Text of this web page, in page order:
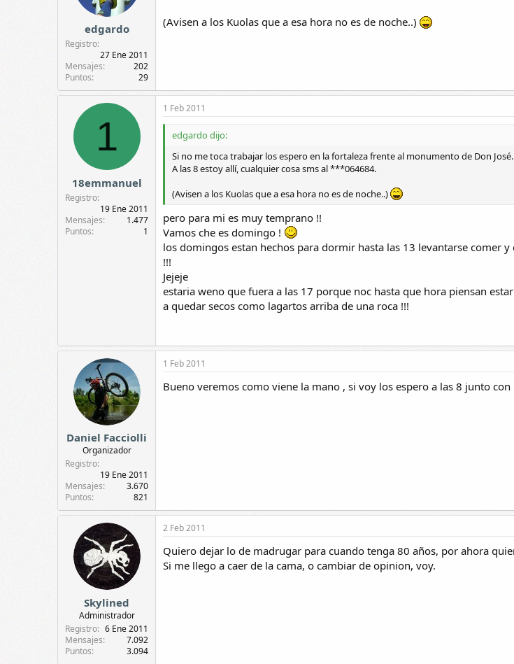
edgardo
Registro
27 Ene 2011
Mensajes
202
Puntos
29
(Avisen a los Kuolas que a esa hora no es de noche..)
1
18emmanuel
Registro
19 Ene 2011
Mensajes
1.477
Puntos
1
1 Feb 2011
edgardo dijo:
Si no me toca trabajar los espero en la fortaleza frente al monumento de Don
A las 8 estoy allí, cualquier cosa sms al ***064684.
(Avisen a los Kuolas que a esa hora no es de noche..)
pero para mi es muy temprano !!
Vamos che es domingo !
los domingos estan hechos para dormir hasta las 13 levantarse comer
!!!
Jejeje
estaria weno que fuera a las 17 porque noc hasta que hora piensan
a quedar secos como lagartos arriba de una roca !!!
Daniel Facciolli
Organizador
Registro
19 Ene 2011
Mensajes
3.670
Puntos
821
1 Feb 2011
Bueno veremos como viene la mano , si voy los espero a las 8 junto con
Skylined
Administrador
Registro
6 Ene 2011
Mensajes
7.092
Puntos
3.094
2 Feb 2011
Quiero dejar lo de madrugar para cuando tenga 80 años, por ahora
Si me llego a caer de la cama, o cambiar de opinion, voy.